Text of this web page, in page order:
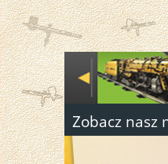
Zobacz nasz